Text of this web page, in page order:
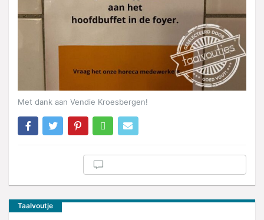
Met dank aan Vendie Kroesbergen!
Taalvoutje